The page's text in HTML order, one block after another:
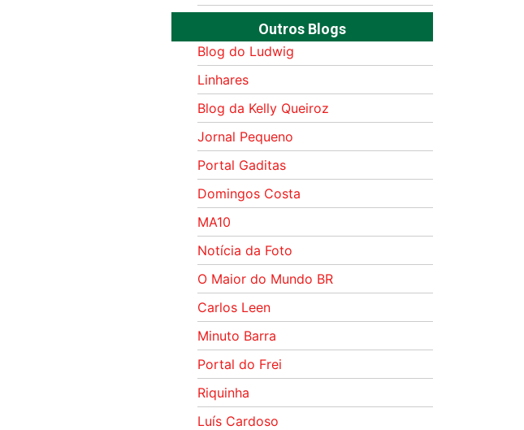
Outros Blogs
Blog do Ludwig
Linhares
Blog da Kelly Queiroz
Jornal Pequeno
Portal Gaditas
Domingos Costa
MA10
Notícia da Foto
O Maior do Mundo BR
Carlos Leen
Minuto Barra
Portal do Frei
Riquinha
Luís Cardoso